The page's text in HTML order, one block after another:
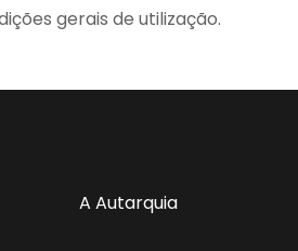
gerais de utilização.
A Autarquia